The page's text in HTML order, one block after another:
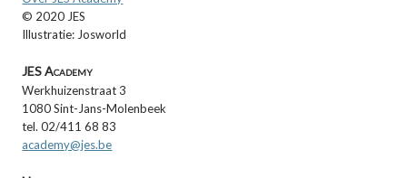
© 2020 JES
Illustratie: Josworld
JES Academy
Werkhuizenstraat 3
1080 Sint-Jans-Molenbeek
tel. 02/411 68 83
academy@jes.be